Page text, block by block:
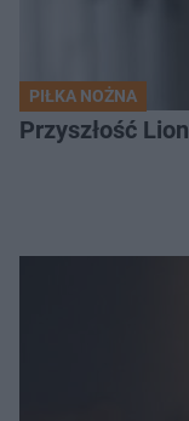
PIŁKA NOŻNA
Przyszłość